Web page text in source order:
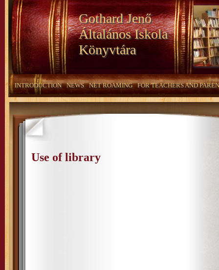
Gothard Jenő
Általános Iskola
Könyvtára
INTRODUCTION NEWS NET ROAMING FOR TEACHERS AND
Use of library